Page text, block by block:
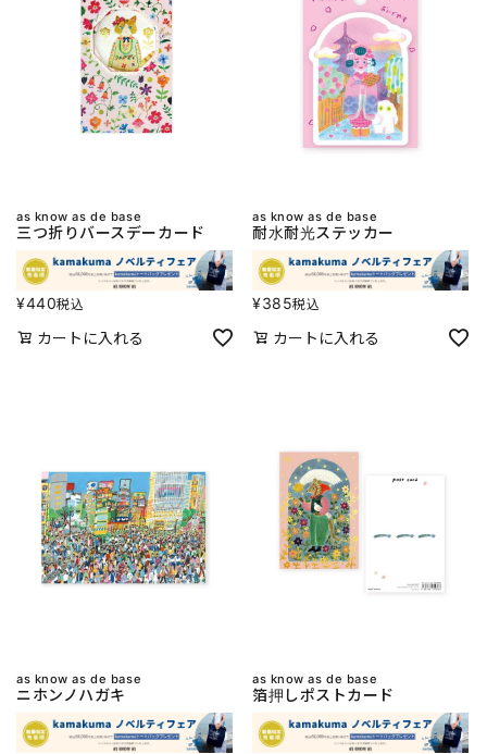
as know as de base
三つ折りバースデーカード
¥440税込
カートに入れる
as know as de base
耐水耐光ステッカー
¥385税込
カートに入れる
as know as de base
ニホンノハガキ
as know as de base
箔押しポストカード